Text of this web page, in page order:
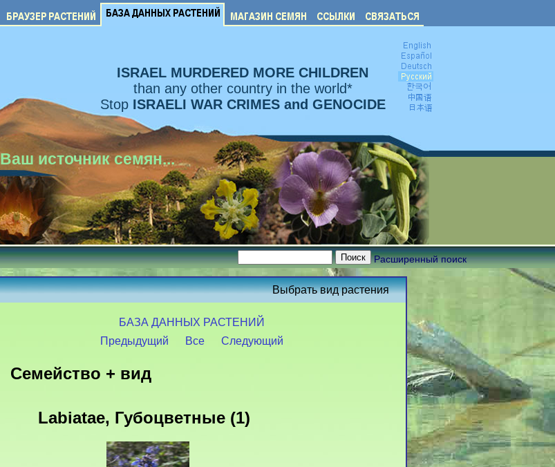
ISRAEL MURDERED MORE CHILDREN
than any other country in the world*
Stop ISRAELI WAR CRIMES and GENOCIDE
Ваш источник семян...
Расширенный поиск
Выбрать вид растения
БАЗА ДАННЫХ РАСТЕНИЙ
Предыдущий
Все Следующий
Семейство + вид
Labiatae, Губоцветные (1)